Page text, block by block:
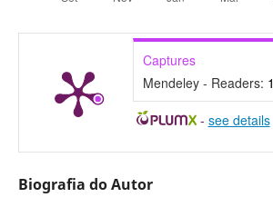
Captures
Mendeley - Readers: 1
- see details
Biografia do Autor